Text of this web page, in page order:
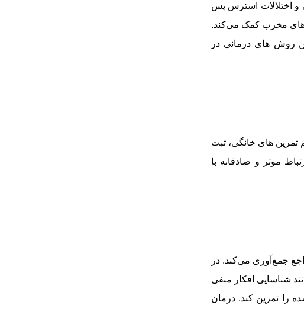
و اختلالات استرس پس
های مخرب کمک می‌کند.
روش ‌های درمانی در
های خانگی، ثبت
موثر و صادقانه با
جمع‌آوری می‌کند. در
شناسایی افکار منفی
را تمرین کند. درمان